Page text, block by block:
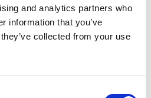
and analytics partners who
information that you’ve
collected from your use
genutzt werden können) mit
zurückerstattet) 400,00 EUR